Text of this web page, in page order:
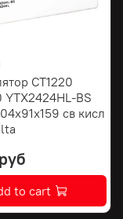
СТ1220
BS
св кисл
to cart